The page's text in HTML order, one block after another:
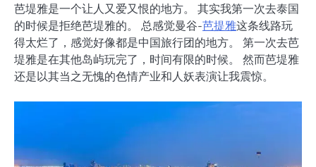
芭堤雅是一个让人又爱又恨的地方。 其实我第一次去泰国
的时候是拒绝芭堤雅的。 总感觉曼谷-芭提雅这条线路玩
得太烂了，感觉好像都是中国旅行团的地方。 第一次去芭
堤雅是在其他岛屿玩完了，时间有限的时候。 然而芭堤雅
还是以其当之无愧的色情产业和人妖表演让我震惊。